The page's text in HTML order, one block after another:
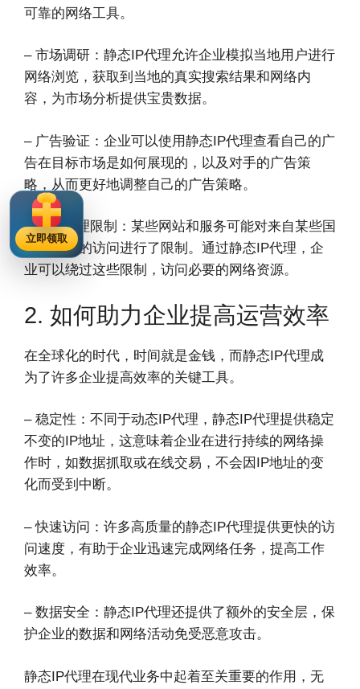
可靠的网络工具。
– 市场调研：静态IP代理允许企业模拟当地用户进行
网络浏览，获取到当地的真实搜索结果和网络内
容，为市场分析提供宝贵数据。
– 广告验证：企业可以使用静态IP代理查看自己的广
告在目标市场是如何展现的，以及对手的广告策
略，从而更好地调整自己的广告策略。
– 绕过地理限制：某些网站和服务可能对来自某些国
家或地区的访问进行了限制。通过静态IP代理，企
业可以绕过这些限制，访问必要的网络资源。
2. 如何助力企业提高运营效率
在全球化的时代，时间就是金钱，而静态IP代理成
为了许多企业提高效率的关键工具。
– 稳定性：不同于动态IP代理，静态IP代理提供稳定
不变的IP地址，这意味着企业在进行持续的网络操
作时，如数据抓取或在线交易，不会因IP地址的变
化而受到中断。
– 快速访问：许多高质量的静态IP代理提供更快的访
问速度，有助于企业迅速完成网络任务，提高工作
效率。
– 数据安全：静态IP代理还提供了额外的安全层，保
护企业的数据和网络活动免受恶意攻击。
静态IP代理在现代业务中起着至关重要的作用，无
立即领取